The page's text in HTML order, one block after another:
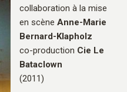
collaboration à la mise
en scène Anne-Marie
Bernard-Klapholz
co-production Cie Le
Bataclown
(2011)